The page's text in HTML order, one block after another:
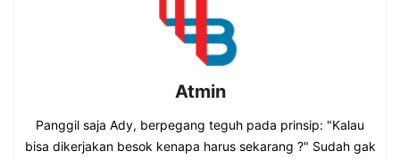
Atmin
Panggil saja Ady, berpegang teguh pada prinsip: "Kalau
bisa dikerjakan besok kenapa harus sekarang ?" Sudah gak